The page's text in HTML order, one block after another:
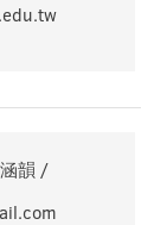
韻 /